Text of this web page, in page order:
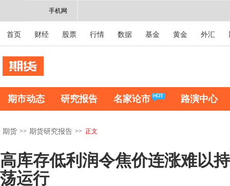
手机网
首页 财经 股票 行情 数据 基金 黄金 外汇
期市动态 研究报告 名家论市 路演中心
期货 >> 期货研究报告 >> 正文
高库存低利润令焦价连涨难以
荡运行